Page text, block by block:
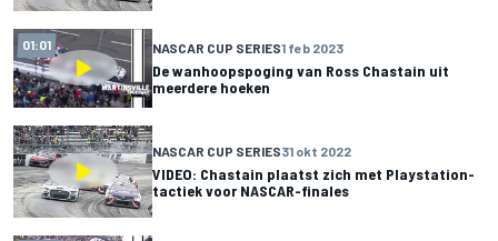
01:01 NASCAR CUP SERIES1 feb 2023
De wanhoopspoging van Ross Chastain uit
meerdere hoeken
NASCAR CUP SERIES31 okt 2022
VIDEO: Chastain plaatst zich met Playstation-
tactiek voor NASCAR-finales